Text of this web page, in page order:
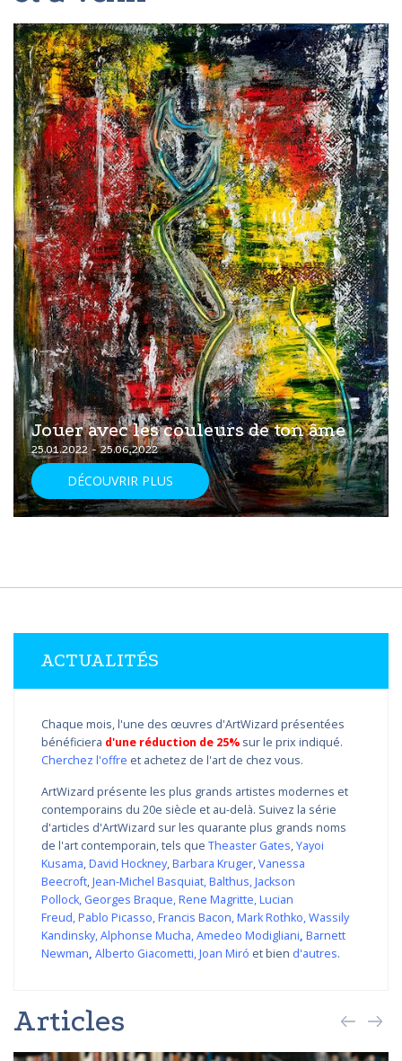
Jouer avec les couleurs de ton âme
25.01.2022 - 25.06.2022
DÉCOUVRIR PLUS
ACTUALITÉS
Chaque mois, l'une des œuvres d'ArtWizard présentées
bénéficiera d'une réduction de 25% sur le prix indiqué.
Cherchez l'offre et achetez de l'art de chez vous.
ArtWizard présente les plus grands artistes modernes et
contemporains du 20e siècle et au-delà. Suivez la série
d'articles d'ArtWizard sur les quarante plus grands noms
de l'art contemporain, tels que Theaster Gates,Yayoi
Kusama,David Hockney,Barbara Kruger,Vanessa
Beecroft,Jean-Michel Basquiat,Balthus,Jackson
Pollock, Georges Braque,Rene Magritte,Lucian
Freud,Pablo Picasso,Francis Bacon,Mark Rothko,Wassily
Kandinsky,Alphonse Mucha,Amedeo Modigliani, Barnett
Newman, Alberto Giacometti,Joan Miró et bien d'autres.
Articles